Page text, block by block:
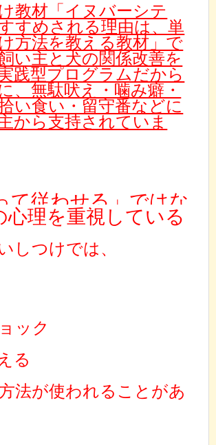
教材「イヌバーシテ
すめされる理由は、単
方法を教える教材」で
い主と犬の関係改善を
践型プログラムだから
、無駄吠え・噛み癖・
い食い・留守番などに
から支持されていま
て従わせる」ではな
心理を重視している
しつけでは、
ック
る
法が使われることがあ